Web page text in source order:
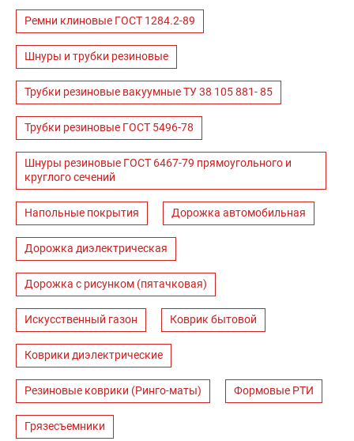
Ремни клиновые ГОСТ 1284.2-89
Шнуры и трубки резиновые
Трубки резиновые вакуумные ТУ 38 105 881- 85
Трубки резиновые ГОСТ 5496-78
Шнуры резиновые ГОСТ 6467-79 прямоугольного и
круглого сечений
Напольные покрытия Дорожка автомобильная
Дорожка диэлектрическая
Дорожка с рисунком (пятачковая)
Искусственный газон Коврик бытовой
Коврики диэлектрические
Резиновые коврики (Ринго-маты) Формовые РТИ
Грязесъемники